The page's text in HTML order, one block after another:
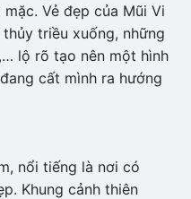
Vẻ đẹp của Mũi Vi
triều xuống, những
lộ rõ tạo nên một hình
cất mình ra hướng
nổi tiếng là nơi có
Khung cảnh thiên